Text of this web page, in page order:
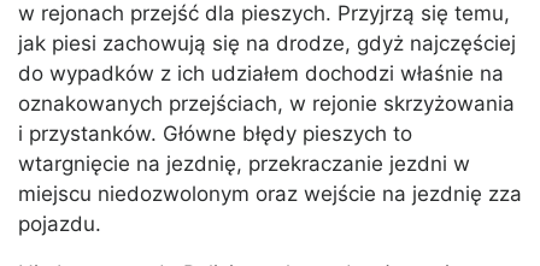
w rejonach przejść dla pieszych. Przyjrzą się temu,
jak piesi zachowują się na drodze, gdyż najczęściej
do wypadków z ich udziałem dochodzi właśnie na
oznakowanych przejściach, w rejonie skrzyżowania
i przystanków. Główne błędy pieszych to
wtargnięcie na jezdnię, przekraczanie jezdni w
miejscu niedozwolonym oraz wejście na jezdnię zza
pojazdu.